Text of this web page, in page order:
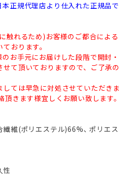
正規代理店より仕入れた正規品で
触れるため)お客様のご都合による
おります。
お手元にお届けした段階で開封・
て頂いておりますので、ご了承の
ては早急に対処させていただきま
きます様宜しくお願い致します。
繊維(ポリエステル)66%､ ポリエス
性